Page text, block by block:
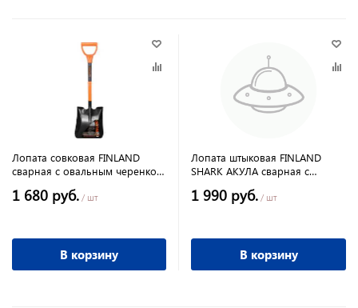
Лопата совковая FINLAND
сварная с овальным черенком
1 680 руб. / шт
В корзину
Лопата штыковая FINLAND
SHARK АКУЛА сварная с
1 990 руб. / шт
В корзину